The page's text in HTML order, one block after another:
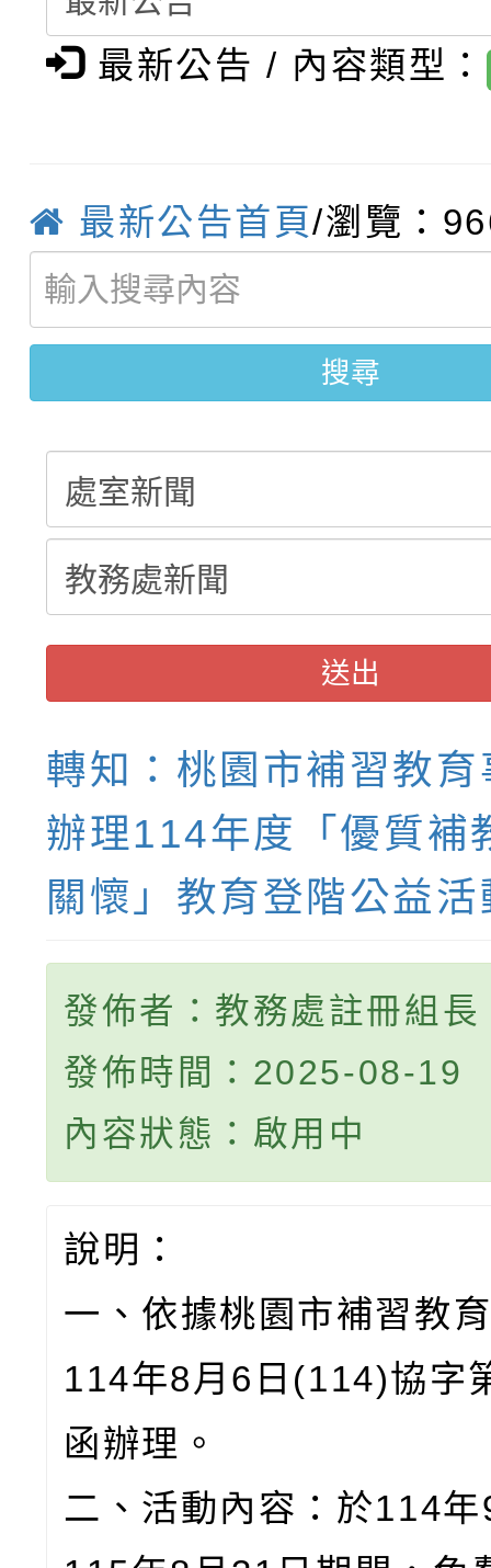
結果(第12招)
賽及師生本土語及新住
賽實施要點
轉知：「桃園市115學
比賽實施要點」
轉知：「115年金融知
城市手牽手，綠能透明
畫影片一案
轉知：「115學年度全
劇比賽實施要點」及修
表
轉知：桃園市115年度
敬師藝文競賽』實施計
【甄選結果(第11招)】
學年度第1學期第7次
結果(第11招)
【甄選結果(第3招)】
學年度第1學期第9次代
結果(第3招)
最新公告 / 內容類型：
最新公告首頁/瀏覽：
搜尋
送出
轉知：桃園市補習教
辦理114年度「優質補
關懷」教育登階公益活
發佈者：教務處註冊組長
發佈時間：2025-08-19
內容狀態：啟用中
說明：
一、依據桃園市補習教
114年8月6日(114)協字
函辦理。
二、活動內容：於114